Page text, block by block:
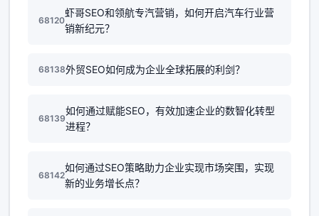
68120
虾哥SEO和领航专汽营销，如何开启汽车行业营
销新纪元？
68138外贸SEO如何成为企业全球拓展的利剑？
68139
如何通过赋能SEO，有效加速企业的数智化转型
进程？
68142
如何通过SEO策略助力企业实现市场突围，实现
新的业务增长点？